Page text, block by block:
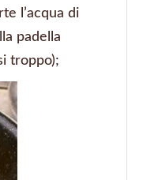
l’acqua di
padella
troppo);